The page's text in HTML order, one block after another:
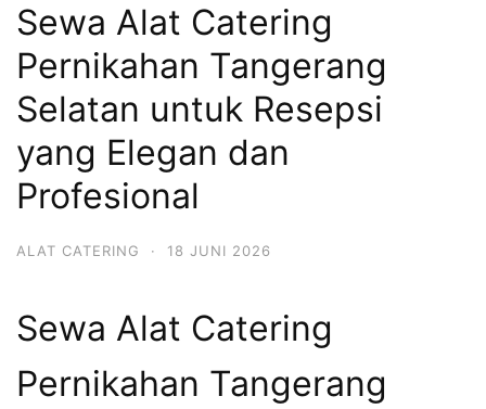
Sewa Alat Catering
Pernikahan Tangerang
Selatan untuk Resepsi
yang Elegan dan
Profesional
ALAT CATERING · 18 JUNI 2026
Sewa Alat Catering
Pernikahan Tangerang